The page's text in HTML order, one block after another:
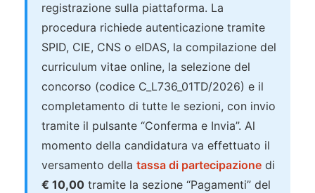
registrazione sulla piattaforma. La
procedura richiede autenticazione tramite
SPID, CIE, CNS o eIDAS, la compilazione del
curriculum vitae online, la selezione del
concorso (codice C_L736_01TD/2026) e il
completamento di tutte le sezioni, con invio
tramite il pulsante “Conferma e Invia”. Al
momento della candidatura va effettuato il
versamento della tassa di partecipazione di
€ 10,00 tramite la sezione “Pagamenti” del